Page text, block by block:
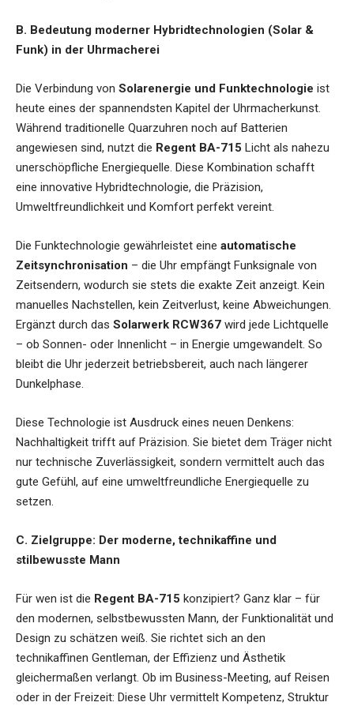
B. Bedeutung moderner Hybridtechnologien (Solar &
Funk) in der Uhrmacherei
Die Verbindung von Solarenergie und Funktechnologie ist
heute eines der spannendsten Kapitel der Uhrmacherkunst.
Während traditionelle Quarzuhren noch auf Batterien
angewiesen sind, nutzt die Regent BA-715 Licht als nahezu
unerschöpfliche Energiequelle. Diese Kombination schafft
eine innovative Hybridtechnologie, die Präzision,
Umweltfreundlichkeit und Komfort perfekt vereint.
Die Funktechnologie gewährleistet eine automatische
Zeitsynchronisation – die Uhr empfängt Funksignale von
Zeitsendern, wodurch sie stets die exakte Zeit anzeigt. Kein
manuelles Nachstellen, kein Zeitverlust, keine Abweichungen.
Ergänzt durch das Solarwerk RCW367 wird jede Lichtquelle
– ob Sonnen- oder Innenlicht – in Energie umgewandelt. So
bleibt die Uhr jederzeit betriebsbereit, auch nach längerer
Dunkelphase.
Diese Technologie ist Ausdruck eines neuen Denkens:
Nachhaltigkeit trifft auf Präzision. Sie bietet dem Träger nicht
nur technische Zuverlässigkeit, sondern vermittelt auch das
gute Gefühl, auf eine umweltfreundliche Energiequelle zu
setzen.
C. Zielgruppe: Der moderne, technikaffine und
stilbewusste Mann
Für wen ist die Regent BA-715 konzipiert? Ganz klar – für
den modernen, selbstbewussten Mann, der Funktionalität und
Design zu schätzen weiß. Sie richtet sich an den
technikaffinen Gentleman, der Effizienz und Ästhetik
gleichermaßen verlangt. Ob im Business-Meeting, auf Reisen
oder in der Freizeit: Diese Uhr vermittelt Kompetenz, Struktur